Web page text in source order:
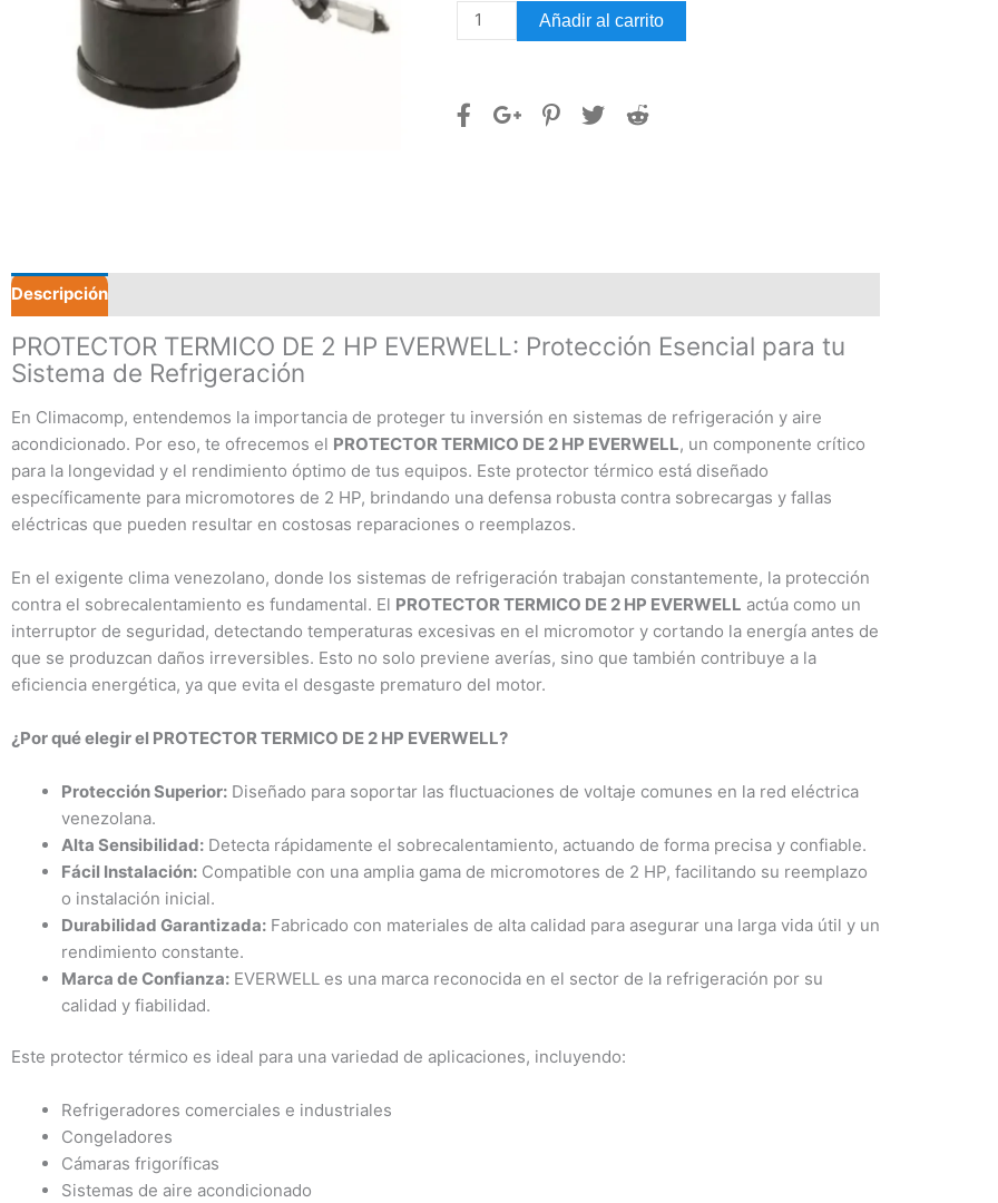
PROTECTOR
TERMICO
HP
Añadir al carrito
Descripción
PROTECTOR TERMICO DE 2 HP EVERWELL: Protección Esencial para tu
Sistema de Refrigeración
En Climacomp, entendemos la importancia de proteger tu inversión en sistemas de refrigeración y aire
acondicionado. Por eso, te ofrecemos el PROTECTOR TERMICO DE 2 HP EVERWELL, un componente crítico
para la longevidad y el rendimiento óptimo de tus equipos. Este protector térmico está diseñado
específicamente para micromotores de 2 HP, brindando una defensa robusta contra sobrecargas y fallas
eléctricas que pueden resultar en costosas reparaciones o reemplazos.
En el exigente clima venezolano, donde los sistemas de refrigeración trabajan constantemente, la protección
contra el sobrecalentamiento es fundamental. El PROTECTOR TERMICO DE 2 HP EVERWELL actúa como un
interruptor de seguridad, detectando temperaturas excesivas en el micromotor y cortando la energía antes de
que se produzcan daños irreversibles. Esto no solo previene averías, sino que también contribuye a la
eficiencia energética, ya que evita el desgaste prematuro del motor.
¿Por qué elegir el PROTECTOR TERMICO DE 2 HP EVERWELL?
Protección Superior: Diseñado para soportar las fluctuaciones de voltaje comunes en la red eléctrica
venezolana.
Alta Sensibilidad: Detecta rápidamente el sobrecalentamiento, actuando de forma precisa y confiable.
Fácil Instalación: Compatible con una amplia gama de micromotores de 2 HP, facilitando su reemplazo
o instalación inicial.
Durabilidad Garantizada: Fabricado con materiales de alta calidad para asegurar una larga vida útil y un
rendimiento constante.
Marca de Confianza: EVERWELL es una marca reconocida en el sector de la refrigeración por su
calidad y fiabilidad.
Este protector térmico es ideal para una variedad de aplicaciones, incluyendo:
Refrigeradores comerciales e industriales
Congeladores
Cámaras frigoríficas
Sistemas de aire acondicionado